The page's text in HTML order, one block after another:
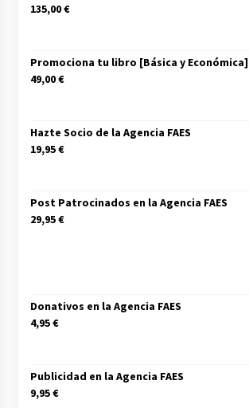
135,00€
Promociona tu libro [Básica y Económica]
49,00€
Hazte Socio de la Agencia FAES
19,95€
Post Patrocinados en la Agencia FAES
29,95€
Donativos en la Agencia FAES
4,95€
Publicidad en la Agencia FAES
9,95€